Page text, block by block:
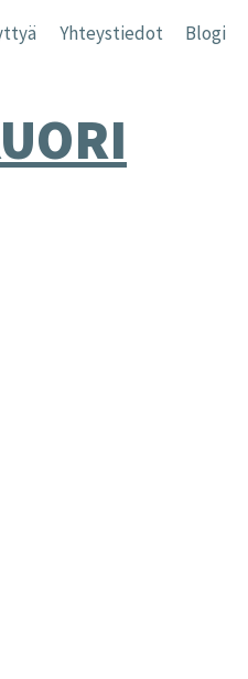
Yhteystiedot Blogi